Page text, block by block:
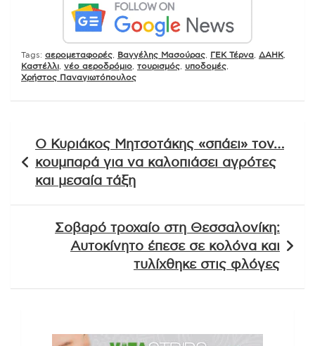
Tags: αερομεταφορές Βαγγέλης Μασούρας ΓΕΚ Τέρνα ΔΑΗΚ,
Καστέλλι νέο αεροδρόμιο τουρισμός υποδομές
Χρήστος Παναγιωτόπουλος
άρθρων
Ο Κυριάκος Μητσοτάκης «σπάει» τον…
κουμπαρά για να καλοπιάσει αγρότες
και μεσαία τάξη
Σοβαρό τροχαίο στη Θεσσαλονίκη:
Αυτοκίνητο έπεσε σε κολόνα και
τυλίχθηκε στις φλόγες